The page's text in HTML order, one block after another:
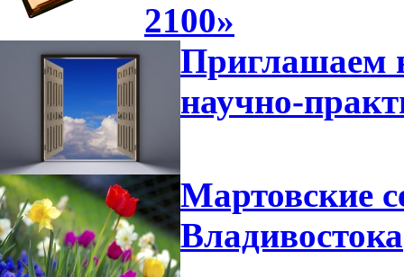
2100»
Приглашаем
научно-
Мартовские
Владивостока